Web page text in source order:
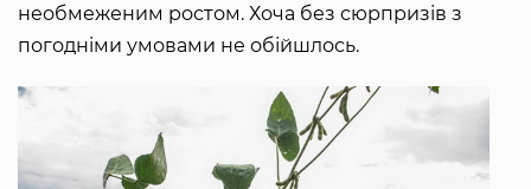
необмеженим ростом. Хоча без сюрпризів з
погодніми умовами не обійшлось.